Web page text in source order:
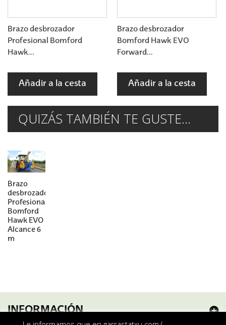
Brazo desbrozador
Profesional Bomford
Hawk...
Añadir a la cesta
Brazo desbrozador
Bomford Hawk EVO
Forward...
Añadir a la cesta
QUIZÁS TAMBIÉN TE GUSTE...
Brazo
desbrozador
Profesional
Bomford
Hawk EVO
Alcance 6
m
INFORMACIÓN